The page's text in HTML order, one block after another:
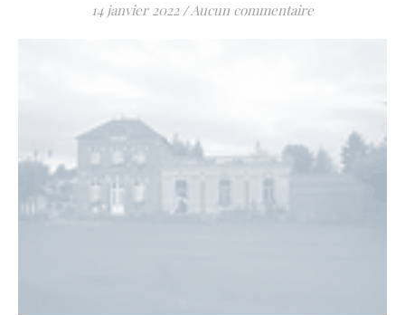
14 janvier 2022 /Aucun commentaire